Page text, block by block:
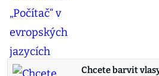
Chcete barvit